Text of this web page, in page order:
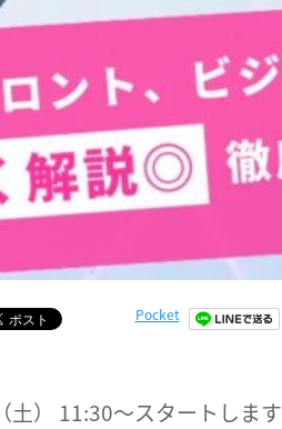
Pocket
土） 11:30～スタートします